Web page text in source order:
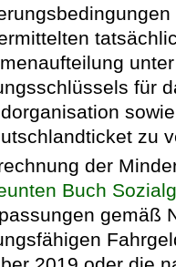
für
zu
der
Buch
gemäß